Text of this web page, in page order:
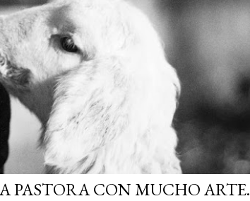
PASTORA CON MUCHO ARTE.